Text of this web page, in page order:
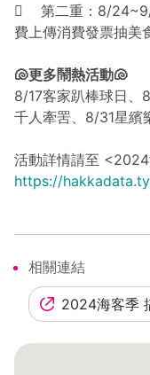
 第二重：8/24~9/
費上傳消費發票抽美
🐚更多鬧熱活動🐚
8/17客家趴棒球日
千人牽罟、8/31星繽
活動詳情請至
https://
相關連結
2024海客季